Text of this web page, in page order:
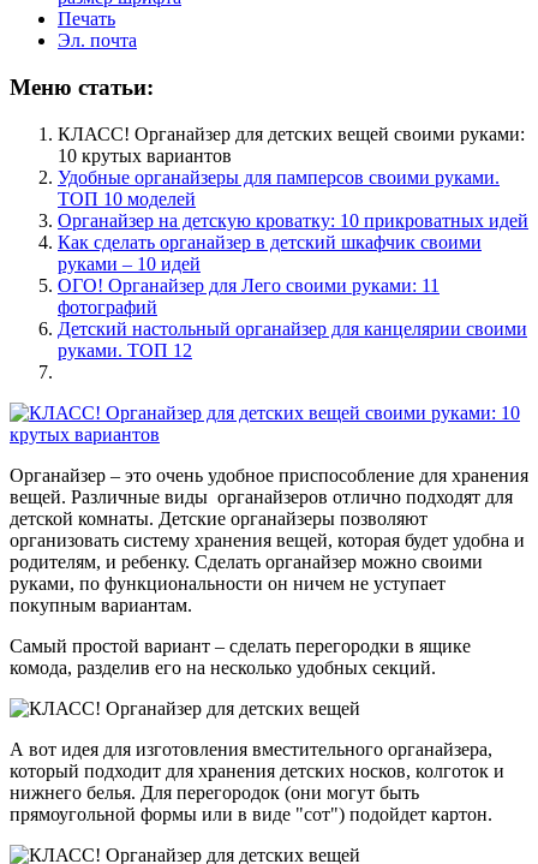
Печать
Эл. почта
Меню статьи:
КЛАСС! Органайзер для детских вещей своими руками:
10 крутых вариантов
Удобные органайзеры для памперсов своими руками.
ТОП 10 моделей
Органайзер на детскую кроватку: 10 прикроватных идей
Как сделать органайзер в детский шкафчик своими
руками – 10 идей
ОГО! Органайзер для Лего своими руками: 11
фотографий
Детский настольный органайзер для канцелярии своими
руками. ТОП 12
Органайзер – это очень удобное приспособление для хранения
вещей. Различные виды органайзеров отлично подходят для
детской комнаты. Детские органайзеры позволяют
организовать систему хранения вещей, которая будет удобна и
родителям, и ребенку. Сделать органайзер можно своими
руками, по функциональности он ничем не уступает
покупным вариантам.
Самый простой вариант – сделать перегородки в ящике
комода, разделив его на несколько удобных секций.
А вот идея для изготовления вместительного органайзера,
который подходит для хранения детских носков, колготок и
нижнего белья. Для перегородок (они могут быть
прямоугольной формы или в виде "сот") подойдет картон.